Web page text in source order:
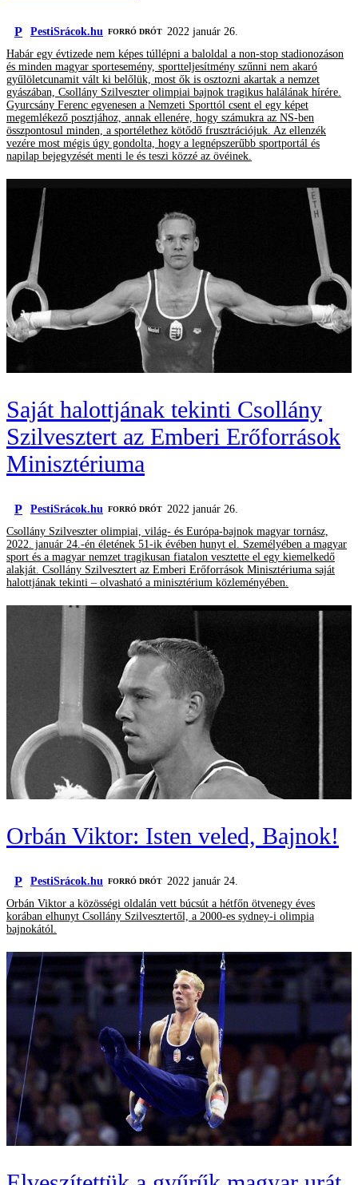
P PestiSrácok.hu FORRÓ DRÓT
2022 január 26.
Habár egy évtizede nem képes túllépni a baloldal a non-stop stadionozáson
és minden magyar sportesemény, sportteljesítmény szűnni nem akaró
gyűlöletcunamit vált ki belőlük, most ők is osztozni akartak a nemzet
gyászában, Csollány Szilveszter olimpiai bajnok tragikus halálának hírére.
Gyurcsány Ferenc egyenesen a Nemzeti Sporttól csent el egy képet
megemlékező posztjához, annak ellenére, hogy számukra az NS-ben
összpontosul minden, a sportélethez kötődő frusztrációjuk. Az ellenzék
vezére most mégis úgy gondolta, hogy a legnépszerűbb sportportál és
napilap bejegyzését menti le és teszi közzé az övéinek.
Saját halottjának tekinti Csollány
Szilvesztert az Emberi Erőforrások
Minisztériuma
P PestiSrácok.hu FORRÓ DRÓT
2022 január 26.
Csollány Szilveszter olimpiai, világ- és Európa-bajnok magyar tornász,
2022. január 24.-én életének 51-ik évében hunyt el. Személyében a magyar
sport és a magyar nemzet tragikusan fiatalon vesztette el egy kiemelkedő
alakját. Csollány Szilvesztert az Emberi Erőforrások Minisztériuma saját
halottjának tekinti – olvasható a minisztérium közleményében.
Orbán Viktor: Isten veled, Bajnok!
P PestiSrácok.hu FORRÓ DRÓT
2022 január 24.
Orbán Viktor a közösségi oldalán vett búcsút a hétfőn ötvenegy éves
korában elhunyt Csollány Szilvesztertől, a 2000-es sydney-i olimpia
bajnokától.